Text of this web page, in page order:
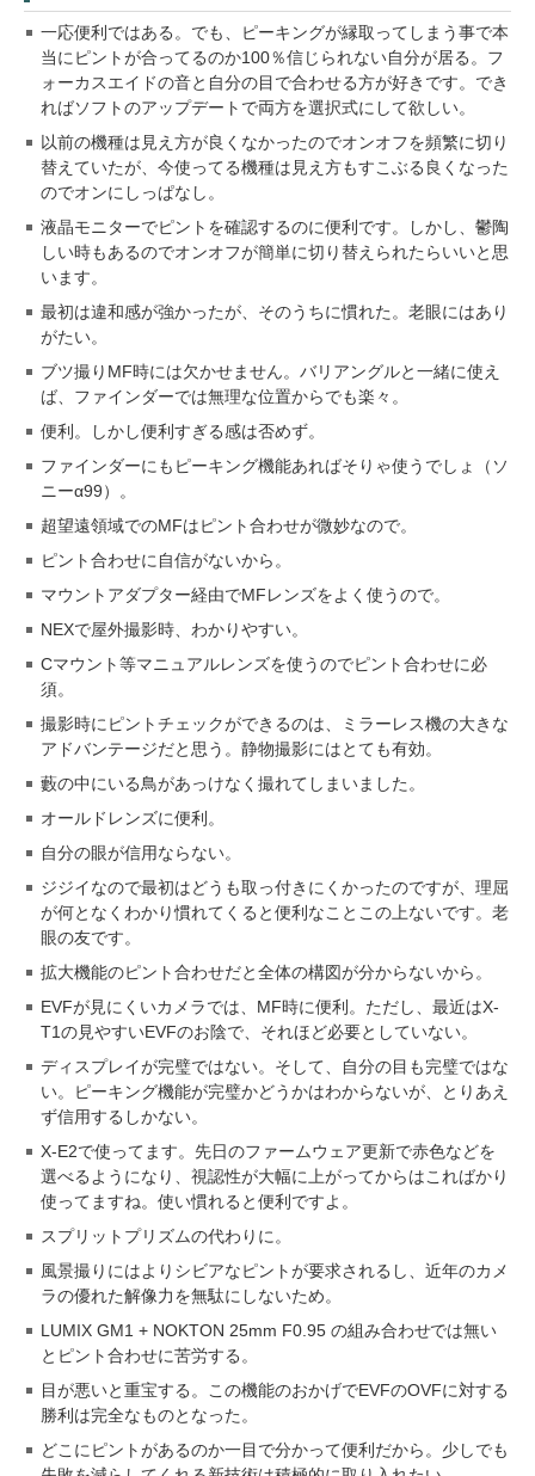
一応便利ではある。でも、ピーキングが縁取ってしまう事で本
当にピントが合ってるのか100％信じられない自分が居る。フ
ォーカスエイドの音と自分の目で合わせる方が好きです。でき
ればソフトのアップデートで両方を選択式にして欲しい。
以前の機種は見え方が良くなかったのでオンオフを頻繁に切り
替えていたが、今使ってる機種は見え方もすこぶる良くなった
のでオンにしっぱなし。
液晶モニターでピントを確認するのに便利です。しかし、鬱陶
しい時もあるのでオンオフが簡単に切り替えられたらいいと思
います。
最初は違和感が強かったが、そのうちに慣れた。老眼にはあり
がたい。
ブツ撮りMF時には欠かせません。バリアングルと一緒に使え
ば、ファインダーでは無理な位置からでも楽々。
便利。しかし便利すぎる感は否めず。
ファインダーにもピーキング機能あればそりゃ使うでしょ（ソ
ニーα99）。
超望遠領域でのMFはピント合わせが微妙なので。
ピント合わせに自信がないから。
マウントアダプター経由でMFレンズをよく使うので。
NEXで屋外撮影時、わかりやすい。
Cマウント等マニュアルレンズを使うのでピント合わせに必
須。
撮影時にピントチェックができるのは、ミラーレス機の大きな
アドバンテージだと思う。静物撮影にはとても有効。
藪の中にいる鳥があっけなく撮れてしまいました。
オールドレンズに便利。
自分の眼が信用ならない。
ジジイなので最初はどうも取っ付きにくかったのですが、理屈
が何となくわかり慣れてくると便利なことこの上ないです。老
眼の友です。
拡大機能のピント合わせだと全体の構図が分からないから。
EVFが見にくいカメラでは、MF時に便利。ただし、最近はX-
T1の見やすいEVFのお陰で、それほど必要としていない。
ディスプレイが完璧ではない。そして、自分の目も完璧ではな
い。ピーキング機能が完璧かどうかはわからないが、とりあえ
ず信用するしかない。
X-E2で使ってます。先日のファームウェア更新で赤色などを
選べるようになり、視認性が大幅に上がってからはこればかり
使ってますね。使い慣れると便利ですよ。
スプリットプリズムの代わりに。
風景撮りにはよりシビアなピントが要求されるし、近年のカメ
ラの優れた解像力を無駄にしないため。
LUMIX GM1 + NOKTON 25mm F0.95 の組み合わせでは無い
とピント合わせに苦労する。
目が悪いと重宝する。この機能のおかげでEVFのOVFに対する
勝利は完全なものとなった。
どこにピントがあるのか一目で分かって便利だから。少しでも